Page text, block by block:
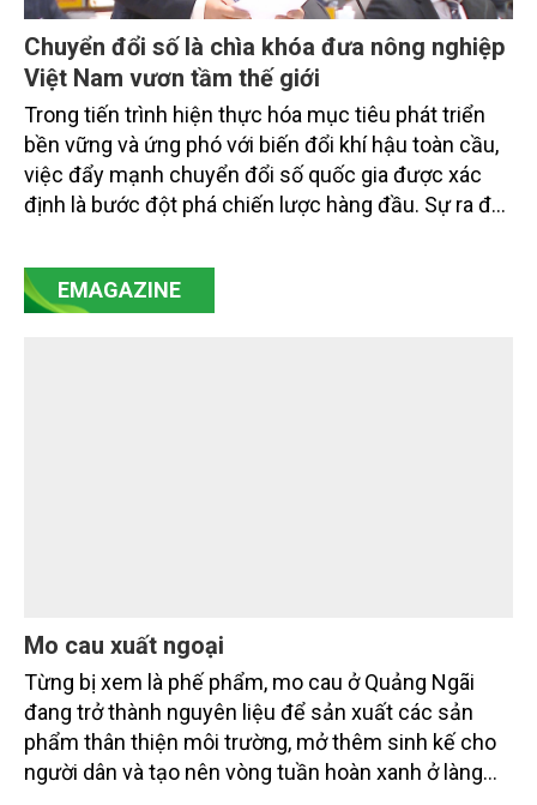
Chuyển đổi số là chìa khóa đưa nông nghiệp
Việt Nam vươn tầm thế giới
Trong tiến trình hiện thực hóa mục tiêu phát triển
bền vững và ứng phó với biến đổi khí hậu toàn cầu,
việc đẩy mạnh chuyển đổi số quốc gia được xác
định là bước đột phá chiến lược hàng đầu. Sự ra đời
mạnh mẽ, thúc đẩy quá trình cải cách toàn diện,
minh bạch hóa chuỗi cung ứng và nâng cao hiệu
EMAGAZINE